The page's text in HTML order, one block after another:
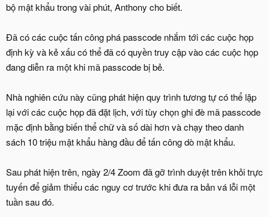
bộ mật khẩu trong vài phút, Anthony cho biết.
Đã có các cuộc tấn công phá passcode nhắm tới các cuộc họp
định kỳ và kẻ xấu có thể đã có quyền truy cập vào các cuộc họp
đang diễn ra một khi mã passcode bị bẻ.
Nhà nghiên cứu này cũng phát hiện quy trình tương tự có thể lặp
lại với các cuộc họp đã đặt lịch, với tùy chọn ghi đè mã passcode
mặc định bằng biến thể chữ và số dài hơn và chạy theo danh
sách 10 triệu mật khẩu hàng đầu để tấn công dò mật khẩu.
Sau phát hiện trên, ngày 2/4 Zoom đã gỡ trình duyệt trên khỏi trực
tuyến để giảm thiểu các nguy cơ trước khi đưa ra bản vá lỗi một
tuần sau đó.